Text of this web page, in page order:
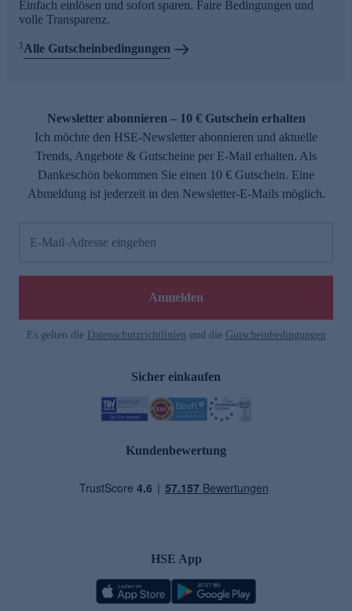
Einfach einlösen und sofort sparen. Faire Bedingungen und
volle Transparenz.
1Alle Gutscheinbedingungen
Newsletter abonnieren – 10 € Gutschein erhalten
Ich möchte den HSE-Newsletter abonnieren und aktuelle
Trends, Angebote & Gutscheine per E-Mail erhalten. Als
Dankeschön bekommen Sie einen 10 € Gutschein. Eine
Abmeldung ist jederzeit in den Newsletter-E-Mails möglich.
E-Mail-Adresse eingeben
Anmelden
Es gelten die Datenschutzrichtlinien und die Gutscheinbedingungen
Sicher einkaufen
Kundenbewertung
HSE App